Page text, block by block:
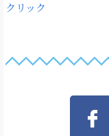
クリック